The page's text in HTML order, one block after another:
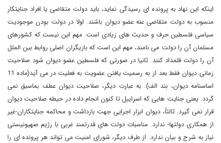
اینکه این نهاد به پرونده ای رسیدگی نماید، باید دولت متقاضی یا افراد جنایتکار
منسوب به دولت متقاضی عنه عضو دیوان باشند. اولا در دولت بودن موجودیت
سیاسی فلسطین حرف و حدیث های زیادی است. مهم این نیست که کشورهای
مسلمان آن را دولت می نامند، مهم این است که بازیگران اصلی روابط بین الملل
آن را دولت قلمداد کنند. ثانیا در صورتی که فلسطین عضو دیوان شود صلاحیت
زمانی دیوان فقط بعد از به رسمیت یافتن عضویت به فعلیت در می آید(ماده 11
اساسنامه دیوان، بند الف). به عبارت دیگر، صلاحیت دیوان عطف بماسبق نمی
گردد. یعنی جنایت هایی که اسراییل تا کنون انجام داده در حیطه صلاحیت دیوان
قرار نمی گیرد. ثالثاً، دیوان ابزار اجرایی جهت بازداشت و محاکمه جنایتکاران-غیر
از همکاری دولتها- ندارد. مناسبات دولت های قدرتمند غربی با رژیم صهیونیستی
نیاز به شرح و بیان ندارد. از طرف دیگر، شورای امنیت می تواند هر پرونده ای را